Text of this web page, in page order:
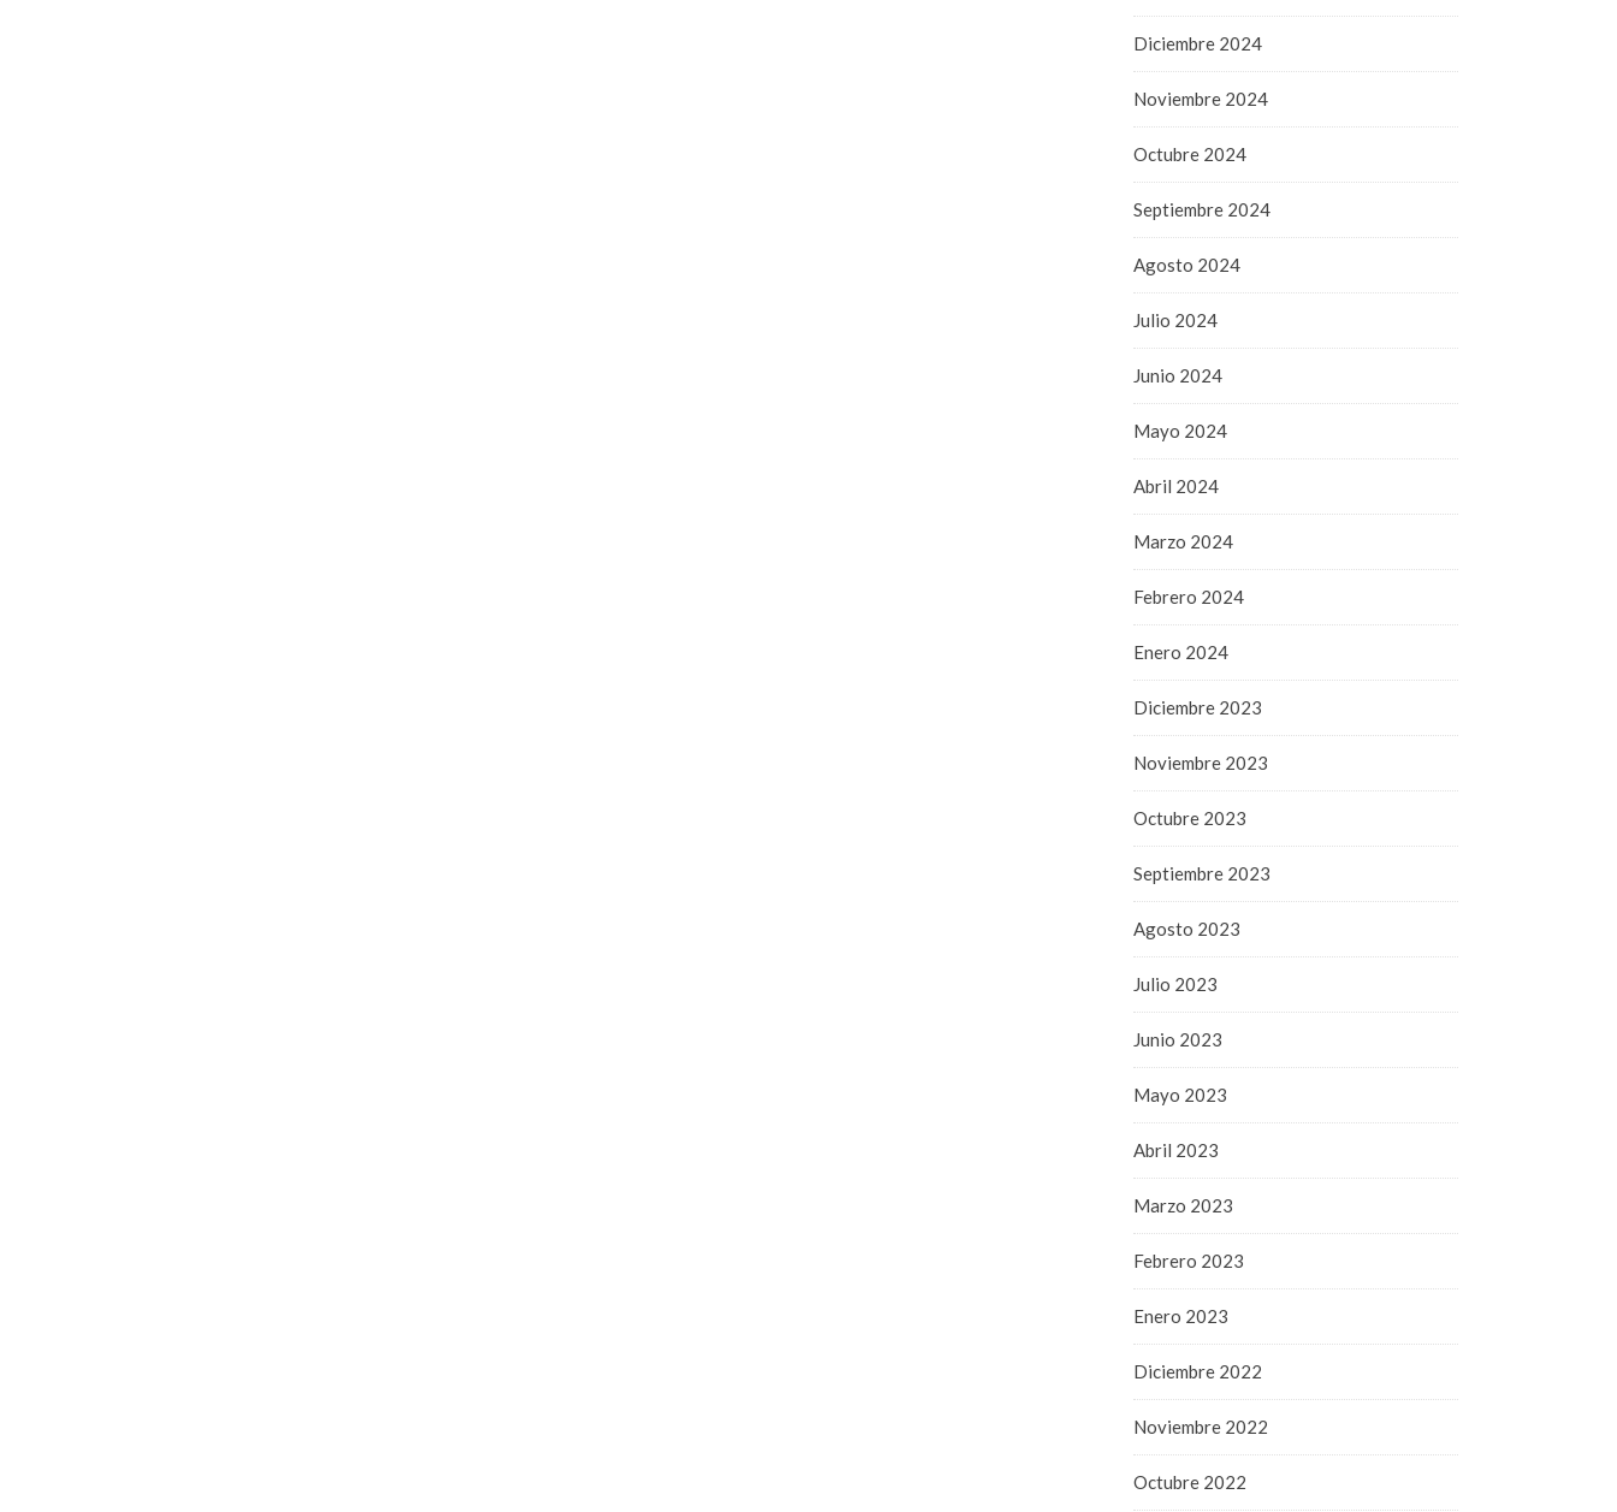
Diciembre 2024
Noviembre 2024
Octubre 2024
Septiembre 2024
Agosto 2024
Julio 2024
Junio 2024
Mayo 2024
Abril 2024
Marzo 2024
Febrero 2024
Enero 2024
Diciembre 2023
Noviembre 2023
Octubre 2023
Septiembre 2023
Agosto 2023
Julio 2023
Junio 2023
Mayo 2023
Abril 2023
Marzo 2023
Febrero 2023
Enero 2023
Diciembre 2022
Noviembre 2022
Octubre 2022